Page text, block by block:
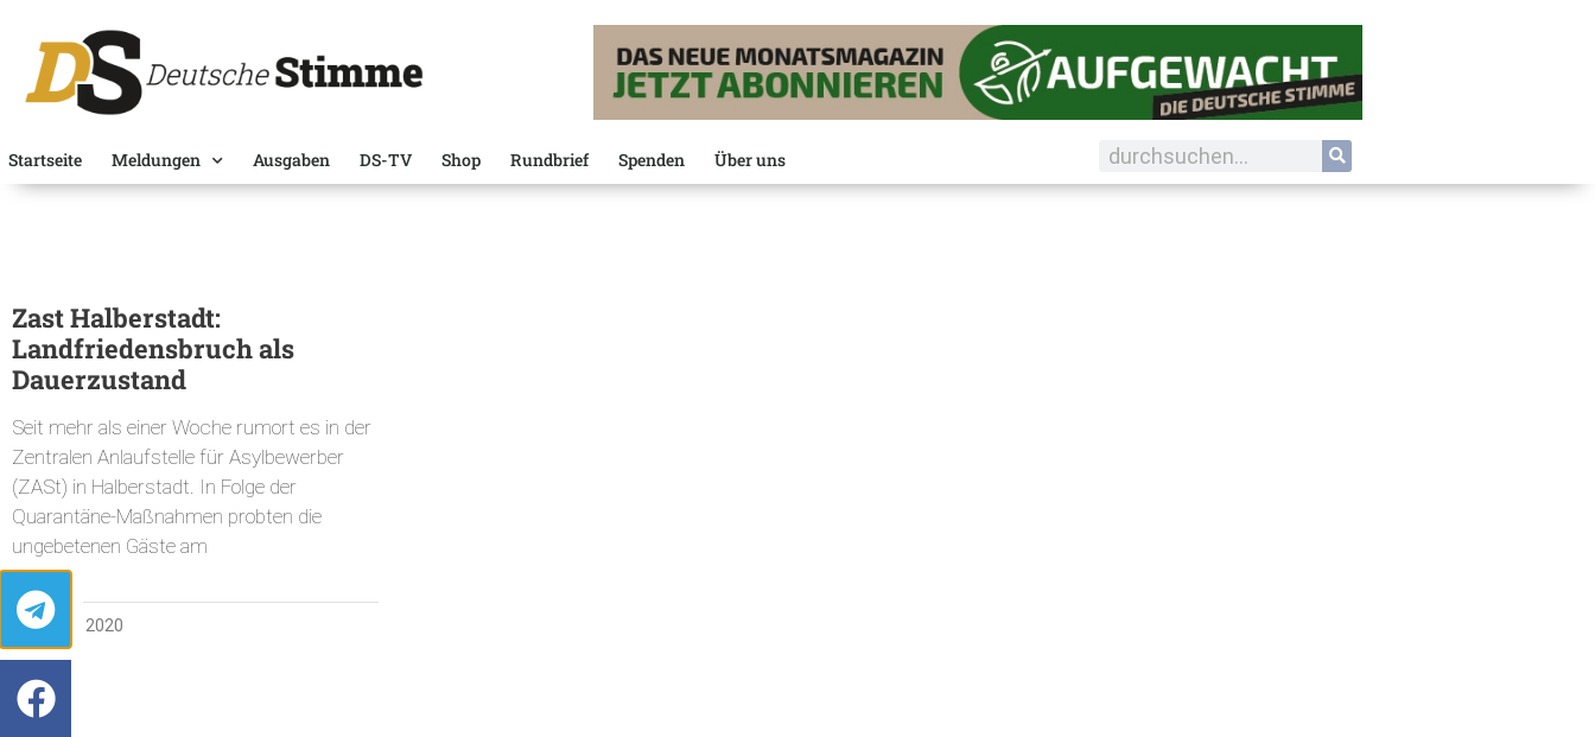
Startseite Meldungen Ausgaben DS-TV Shop Rundbrief Spenden Über uns
Zast Halberstadt:
Landfriedensbruch als
Dauerzustand
Seit mehr als einer Woche rumort es in der
Zentralen Anlaufstelle für Asylbewerber
(ZASt) in Halberstadt. In Folge der
Quarantäne-Maßnahmen probten die
ungebetenen Gäste am
14. APRIL 2020